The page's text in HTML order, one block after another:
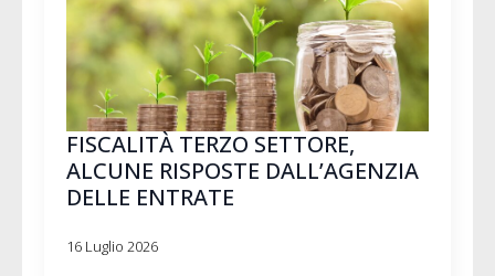
FISCALITÀ TERZO SETTORE,
ALCUNE RISPOSTE DALL’AGENZIA
DELLE ENTRATE
16 Luglio 2026